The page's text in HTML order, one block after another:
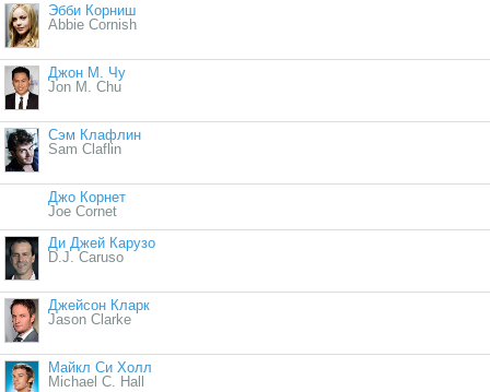
Эбби Корниш
Abbie Cornish
Джон М. Чу
Jon M. Chu
Сэм Клафлин
Sam Claflin
Джо Корнет
Joe Cornet
Ди Джей Карузо
D.J. Caruso
Джейсон Кларк
Jason Clarke
Майкл Си Холл
Michael C. Hall